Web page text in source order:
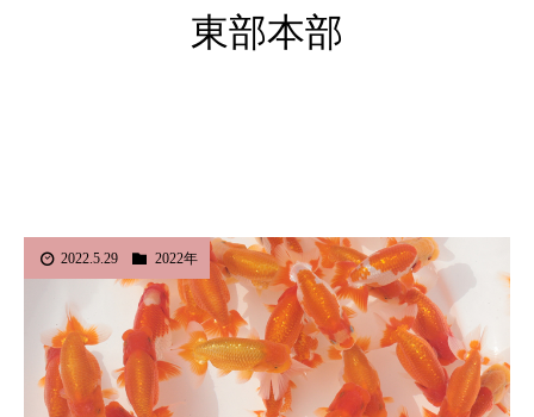
東部本部
2022.5.29 2022年